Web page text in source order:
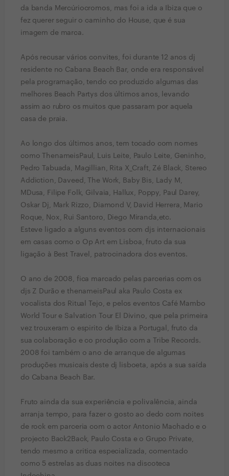
da banda Mercúriocromos, mas foi a ida a Ibiza que o
fez querer seguir o caminho do House, que é sua
imagem de marca.
Após recusar vários convites, foi durante 12 anos dj
residente no Cabana Beach Bar, onde era responsável
pela programação, tendo co produzido algumas das
melhores Beach Partys dos últimos anos, levando
assim ao rubro os muitos que passaram por aquela
casa de praia.
Ao longo dos últimos anos, tem tocado com nomes
como ThenameisPaul, Luis Leite, Paulo Leite, Geninho,
Pedro Tabuada, Magillian, Rita X_Craft, Zé Black, Stereo
Addiction, Daveed, The Work, Baby Bis, Lady M,
MDusa, Filipe Folk, Gilvaia, Hallux, Poppy, Paul Darey,
Oskar Dj, Mark Rizzo, Diamond V, David Herrera, Mario
Roque, Nox, Rui Santoro, Diego Miranda,etc.
Esteve ligado a alguns eventos com djs internacionais
em casas como o Op Art em Lisboa, fruto da sua
ligação à Best Travel, patrocinadora dos eventos.
O ano de 2008, fica marcado pelas parcerias com os
djs Z Durão e thenameisPaul aka Paulo Costa ex
vocalista dos Ritual Tejo, e pelos eventos Café Mambo
World Tour e Salvation Tour El Divino, que pela primeira
vez trouxeram o espirito de Ibiza a Portugal, fruto da
sua colaboração e co produção com a Tribe Records.
2008 foi também o ano de arranque de algumas
produções musicais deste dj lisboeta, após a sua saída
do Cabana Beach Bar.
Fruto ainda da sua experiência e polivalência, ainda
arranja tempo, para fazer o gosto ao dedo com noites
de rock em parceria com o actor Antonio Machado e o
projecto Back2Back, Paulo Costa e o Grupo Private,
tendo mesmo a critica especializada, comentado
como 5 estrelas as duas noites na discoteca